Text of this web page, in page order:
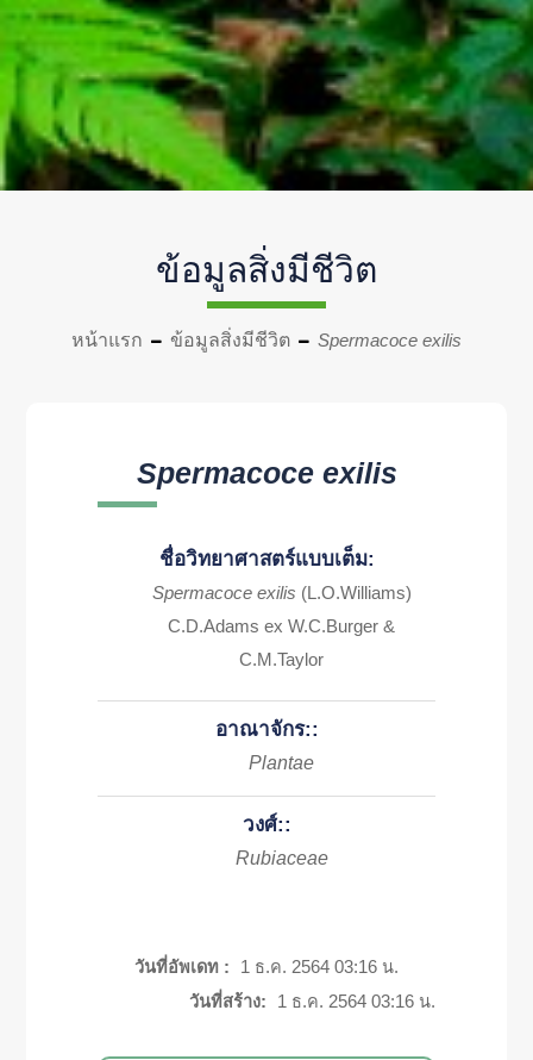
ข้อมูลสิ่งมีชีวิต
หน้าแรก ข้อมูลสิ่งมีชีวิต Spermacoce exilis
Spermacoce exilis
ชื่อวิทยาศาสตร์แบบเต็ม:
Spermacoce exilis (L.O.Williams)
C.D.Adams ex W.C.Burger &
C.M.Taylor
อาณาจักร::
Plantae
วงศ์::
Rubiaceae
วันที่อัพเดท :
1 ธ.ค. 2564 03:16 น.
วันที่สร้าง:
1 ธ.ค. 2564 03:16 น.